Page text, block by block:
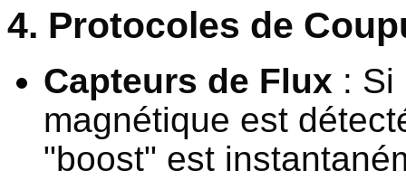
4. Protocoles de
Capteurs de Flux : Si
magnétique est
"boost" est